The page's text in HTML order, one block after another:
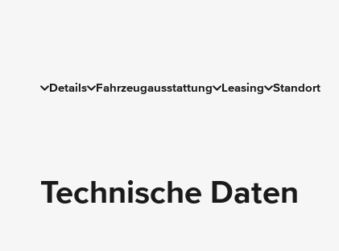
Details Fahrzeugausstattung Leasing Standort
Technische Daten